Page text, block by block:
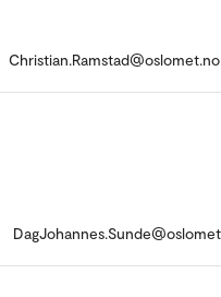
Christian.Ramstad@oslomet.no